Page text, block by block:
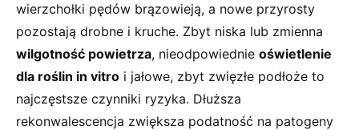
wierzchołki pędów brązowieją, a nowe przyrosty
pozostają drobne i kruche. Zbyt niska lub zmienna
wilgotność powietrza, nieodpowiednie oświetlenie
dla roślin in vitro i jałowe, zbyt zwięzłe podłoże to
najczęstsze czynniki ryzyka. Dłuższa
rekonwalescencja zwiększa podatność na patogeny